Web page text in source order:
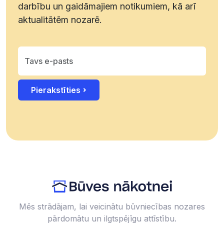
darbību un gaidāmajiem notikumiem, kā arī
aktualitātēm nozarē.
Pierakstīties
Mēs strādājam, lai veicinātu būvniecības nozares
pārdomātu un ilgtspējīgu attīstību.